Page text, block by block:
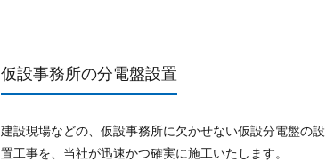
仮設事務所の分電盤設置
建設現場などの、仮設事務所に欠かせない仮設分電盤の設
置工事を、当社が迅速かつ確実に施工いたします。